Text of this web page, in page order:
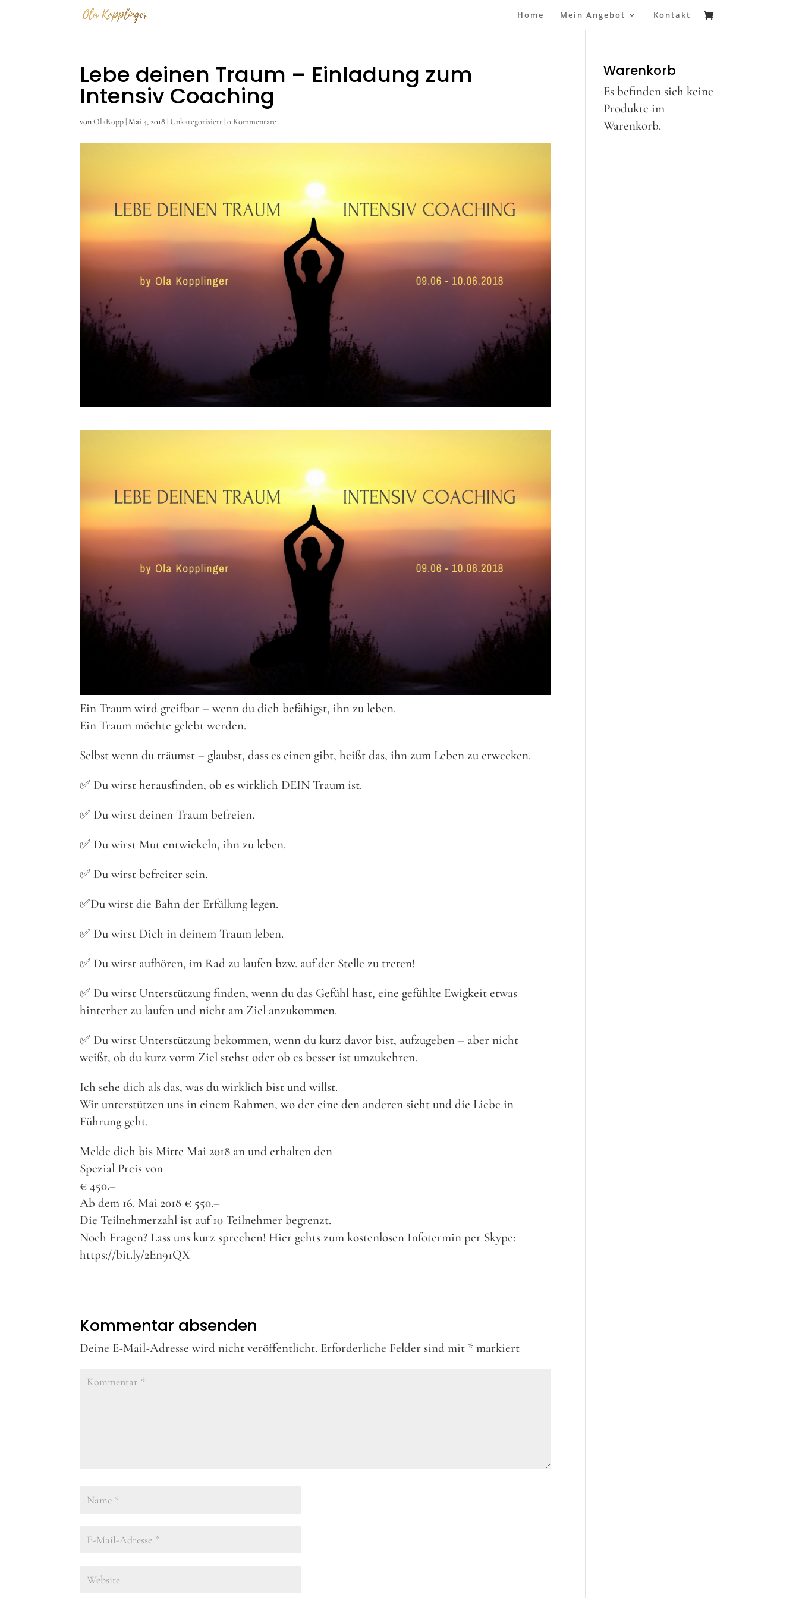
Home Mein Angebot Kontakt
Lebe deinen Traum – Einladung zum
Intensiv Coaching
vonOlaKopp | Mai 4, 2018 | Unkategorisiert |0 Kommentare
Ein Traum wird greifbar – wenn du dich befähigst, ihn zu leben.
Ein Traum möchte gelebt werden.
Selbst wenn du träumst – glaubst, dass es einen gibt, heißt das, ihn zum Leben zu erwecken.
✅ Du wirst herausfinden, ob es wirklich DEIN Traum ist.
✅ Du wirst deinen Traum befreien.
✅ Du wirst Mut entwickeln, ihn zu leben.
✅ Du wirst befreiter sein.
✅Du wirst die Bahn der Erfüllung legen.
✅ Du wirst Dich in deinem Traum leben.
✅ Du wirst aufhören, im Rad zu laufen bzw. auf der Stelle zu treten!
✅ Du wirst Unterstützung finden, wenn du das Gefühl hast, eine gefühlte Ewigkeit etwas
hinterher zu laufen und nicht am Ziel anzukommen.
✅ Du wirst Unterstützung bekommen, wenn du kurz davor bist, aufzugeben – aber nicht
weißt, ob du kurz vorm Ziel stehst oder ob es besser ist umzukehren.
Ich sehe dich als das, was du wirklich bist und willst.
Wir unterstützen uns in einem Rahmen, wo der eine den anderen sieht und die Liebe in
Führung geht.
Melde dich bis Mitte Mai 2018 an und erhalten den
Spezial Preis von
€ 450.–
Ab dem 16. Mai 2018 € 550.–
Die Teilnehmerzahl ist auf 10 Teilnehmer begrenzt.
Noch Fragen? Lass uns kurz sprechen! Hier gehts zum kostenlosen Infotermin per Skype:
https://bit.ly/2En91QX
Kommentar absenden
Deine E-Mail-Adresse wird nicht veröffentlicht. Erforderliche Felder sind mit * markiert
Warenkorb
Es befinden sich keine
Produkte im
Warenkorb.